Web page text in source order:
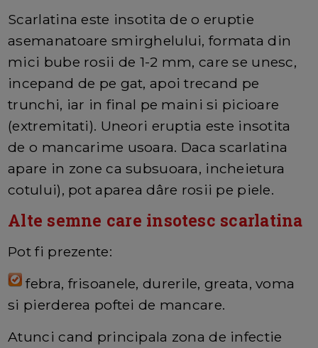
Scarlatina este insotita de o eruptie
asemanatoare smirghelului, formata din
mici bube rosii de 1-2 mm, care se unesc,
incepand de pe gat, apoi trecand pe
trunchi, iar in final pe maini si picioare
(extremitati). Uneori eruptia este insotita
de o mancarime usoara. Daca scarlatina
apare in zone ca subsuoara, incheietura
cotului), pot aparea dâre rosii pe piele.
Alte semne care insotesc scarlatina
Pot fi prezente:
febra, frisoanele, durerile, greata, voma
si pierderea poftei de mancare.
Atunci cand principala zona de infectie